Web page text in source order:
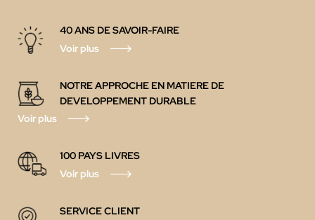
40 ANS DE SAVOIR-FAIRE
Voir plus
NOTRE APPROCHE EN MATIERE DE
DEVELOPPEMENT DURABLE
Voir plus
100 PAYS LIVRES
Voir plus
SERVICE CLIENT